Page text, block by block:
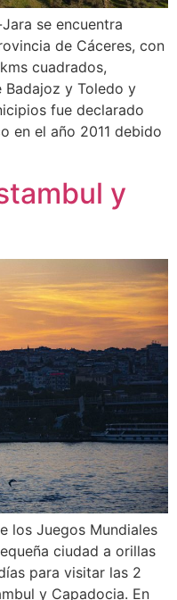
se encuentra
de Cáceres, con
cuadrados,
y Toledo y
fue declarado
en el año 2011 debido
y
los Juegos Mundiales
ciudad a orillas
para visitar las 2
y Capadocia. En